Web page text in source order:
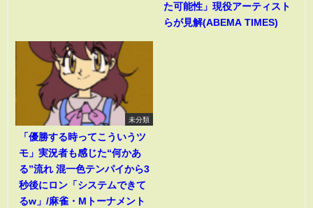
た可能性」現役アーティスト
らが見解(ABEMA TIMES)
未分類
「優勝する時ってこういうツ
モ」実況者も感じた“何かあ
る”流れ 混一色テンパイから3
秒後にロン「システムできて
るw」/麻雀・Mトーナメント